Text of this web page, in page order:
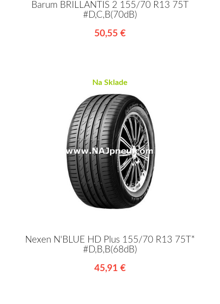
Barum BRILLANTIS 2 155/70 R13 75T
#D,C,B(70dB)
50,55 €
Na Sklade
Nexen N'BLUE HD Plus 155/70 R13 75T*
#D,B,B(68dB)
45,91 €